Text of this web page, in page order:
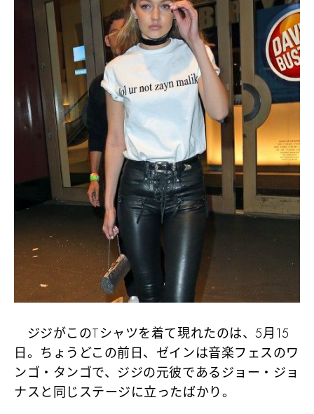
ジジがこのTシャツを着て現れたのは、5月15
日。ちょうどこの前日、ゼインは音楽フェスのワ
ンゴ・タンゴで、ジジの元彼であるジョー・ジョ
ナスと同じステージに立ったばかり。